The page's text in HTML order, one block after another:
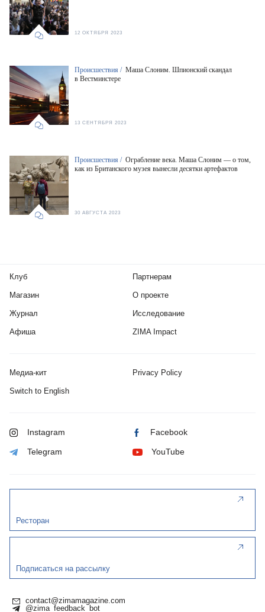
12 ОКТЯБРЯ 2023
Происшествия / Маша Слоним. Шпионский скандал
в Вестминстере
13 СЕНТЯБРЯ 2023
Происшествия / Ограбление века. Маша Слоним — о том,
как из Британского музея вынесли десятки артефактов
30 АВГУСТА 2023
Клуб
Магазин
Журнал
Афиша
Партнерам
О проекте
Исследование
ZIMA Impact
Медиа-кит Privacy Policy
Switch to English
Instagram Facebook
Telegram YouTube
Ресторан
Подписаться на рассылку
contact@zimamagazine.com
@zima_feedback_bot